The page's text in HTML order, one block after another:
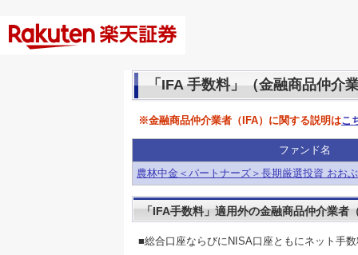
「IFA 手数料」（金融商品仲介
※金融商品仲介業者（IFA）に関する説明はこ
ファンド名
農林中金＜パートナーズ＞長期厳選投資 おお
「IFA手数料」適用外の金融商品仲介業者
■総合口座ならびにNISA口座ともにネット手